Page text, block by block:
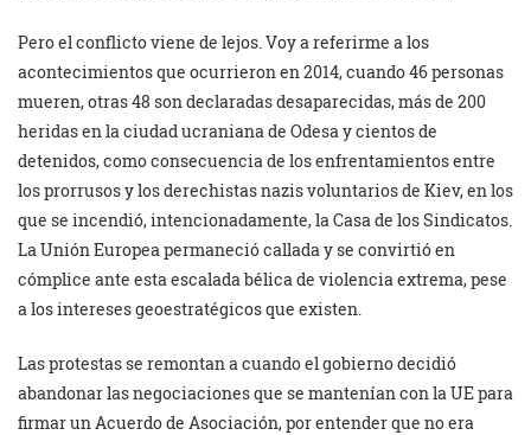
Pero el conflicto viene de lejos. Voy a referirme a los
acontecimientos que ocurrieron en 2014, cuando 46 personas
mueren, otras 48 son declaradas desaparecidas, más de 200
heridas en la ciudad ucraniana de Odesa y cientos de
detenidos, como consecuencia de los enfrentamientos entre
los prorrusos y los derechistas nazis voluntarios de Kiev, en los
que se incendió, intencionadamente, la Casa de los Sindicatos.
La Unión Europea permaneció callada y se convirtió en
cómplice ante esta escalada bélica de violencia extrema, pese
a los intereses geoestratégicos que existen.
Las protestas se remontan a cuando el gobierno decidió
abandonar las negociaciones que se mantenían con la UE para
firmar un Acuerdo de Asociación, por entender que no era